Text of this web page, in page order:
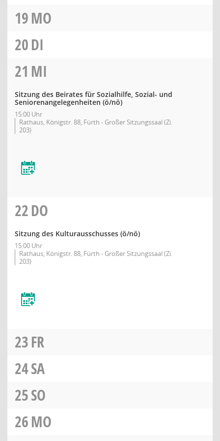
19MO
20DI
21 MI
Sitzung des Beirates für Sozialhilfe, Sozial- und
Seniorenangelegenheiten (ö/nö)
15:00 Uhr
Rathaus, Königstr. 88, Fürth - Großer Sitzungssaal (Zi.
203)
22DO
Sitzung des Kulturausschusses (ö/nö)
15:00 Uhr
Rathaus, Königstr. 88, Fürth - Großer Sitzungssaal (Zi.
203)
23FR
24SA
25SO
26MO